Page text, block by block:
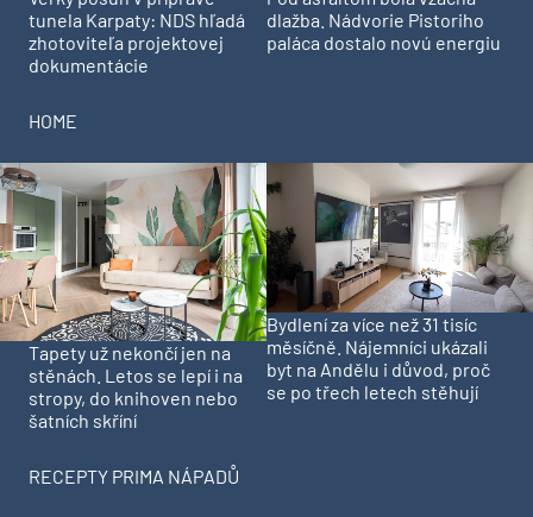
tunela Karpaty: NDS hľadá
zhotoviteľa projektovej
dokumentácie
dlažba. Nádvorie Pistoriho
paláca dostalo novú energiu
HOME
Tapety už nekončí jen na
stěnách. Letos se lepí i na
stropy, do knihoven nebo
šatních skříní
Bydlení za více než 31 tisíc
měsíčně. Nájemníci ukázali
byt na Andělu i důvod, proč
se po třech letech stěhují
RECEPTY PRIMA NÁPADŮ